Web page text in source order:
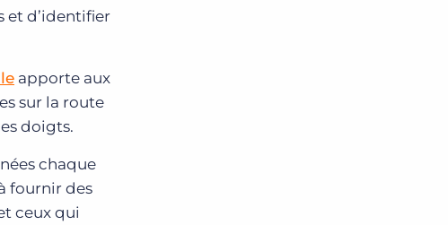
et d’identifier
apporte aux
sur la route
doigts.
chaque
fournir des
ceux qui